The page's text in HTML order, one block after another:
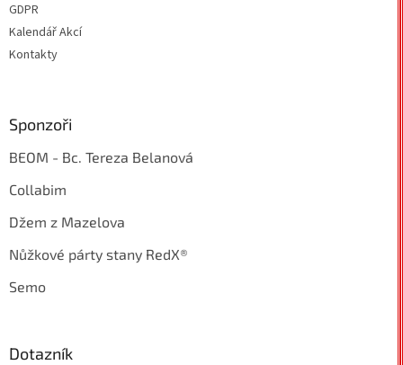
GDPR
Kalendář Akcí
Kontakty
Sponzoři
BEOM - Bc. Tereza Belanová
Collabim
Džem z Mazelova
Nůžkové párty stany RedX®
Semo
Dotazník